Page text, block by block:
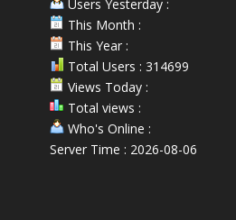
Users Yesterday :
This Month :
This Year :
Total Users : 314699
Views Today :
Total views :
Who's Online :
Server Time : 2026-08-06